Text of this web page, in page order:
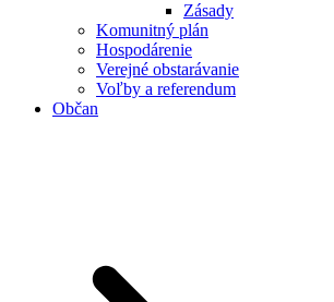
Zásady
Komunitný plán
Hospodárenie
Verejné obstarávanie
Voľby a referendum
Občan